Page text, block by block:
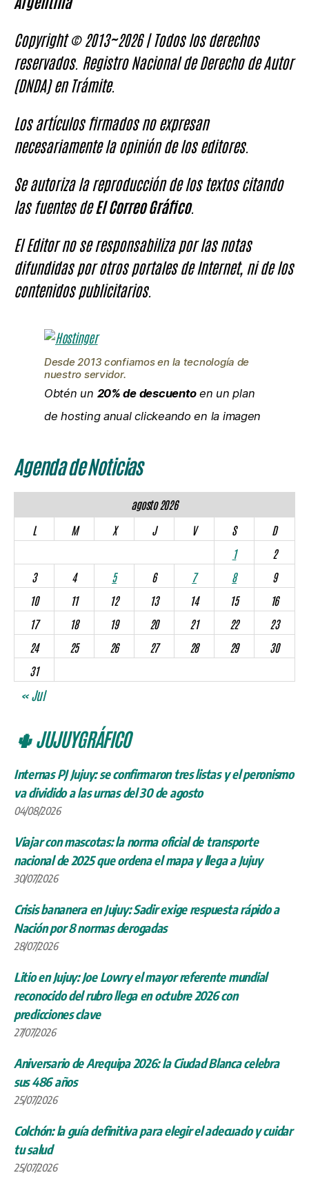
Copyright © 2013~2026 | Todos los derechos
reservados. Registro Nacional de Derecho de Autor
(DNDA) en Trámite.
Los artículos firmados no expresan
necesariamente la opinión de los editores.
Se autoriza la reproducción de los textos citando
las fuentes deEl Correo Gráfico.
El Editor no se responsabiliza por las notas
difundidas por otros portales de Internet, ni de los
contenidos publicitarios.
Desde 2013 confiamos en la tecnología de
nuestro servidor.
Obtén un 20% de descuentoen un plan
de hosting anual clickeando en la imagen
Agenda de Noticias
agosto 2026
L
M X J V S
D
1
2
3
4 5 6 7 8
9
10
11 12 13 14 15
16
17
18 19 20 21 22
23
24
25 26 27 28 29
30
31
« Jul
🌵 JUJUYGRÁFICO
Internas PJ Jujuy: se confirmaron tres listas y el peronismo
va dividido a las urnas del 30 de agosto
04/08/2026
Viajar con mascotas: la norma oficial de transporte
nacional de 2025 que ordena el mapa y llega a Jujuy
30/07/2026
Crisis bananera en Jujuy: Sadir exige respuesta rápido a
Nación por 8 normas derogadas
28/07/2026
Litio en Jujuy: Joe Lowry el mayor referente mundial
reconocido del rubro llega en octubre 2026 con
predicciones clave
27/07/2026
Aniversario de Arequipa 2026: la Ciudad Blanca celebra
sus 486 años
25/07/2026
Colchón: la guía definitiva para elegir el adecuado y cuidar
tu salud
25/07/2026